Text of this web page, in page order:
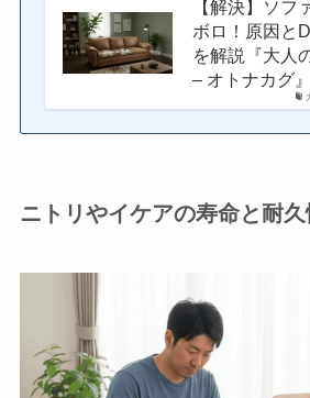
【解決】ソフ
ボロ！原因と
を解説『大人
– オトナカグ』
ニトリやイケアの寿命と耐久